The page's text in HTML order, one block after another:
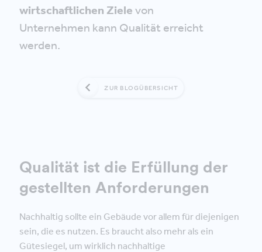
wirtschaftlichen Ziele von
Unternehmen kann Qualität erreicht
werden.
ZUR BLOGÜBERSICHT
Qualität ist die Erfüllung der
gestellten Anforderungen
Nachhaltig sollte ein Gebäude vor allem für diejenigen
sein, die es nutzen. Es braucht also mehr als ein
Gütesiegel, um wirklich nachhaltige